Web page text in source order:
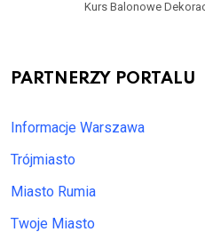
Kurs Balonowe
PARTNERZY PORTALU
Informacje Warszawa
Trójmiasto
Miasto Rumia
Twoje Miasto